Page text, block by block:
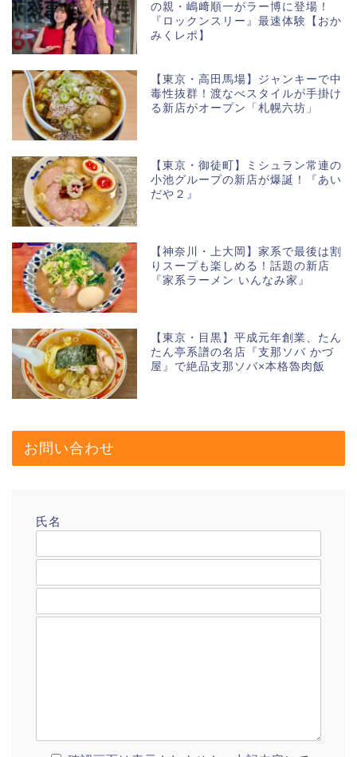
の親・嶋﨑順一がラー博に登場！
『ロックンスリー』最速体験【おか
みくレポ】
【東京・高田馬場】ジャンキーで中
毒性抜群！渡なべスタイルが手掛け
る新店がオープン「札幌六坊」
【東京・御徒町】ミシュラン常連の
小池グループの新店が爆誕！『あい
だや２』
【神奈川・上大岡】家系で最後は割
りスープも楽しめる！話題の新店
『家系ラーメン いんなみ家』
【東京・目黒】平成元年創業、たん
たん亭系譜の名店『支那ソバ かづ
屋』で絶品支那ソバ×本格魯肉飯
お問い合わせ
氏名
プロフィール